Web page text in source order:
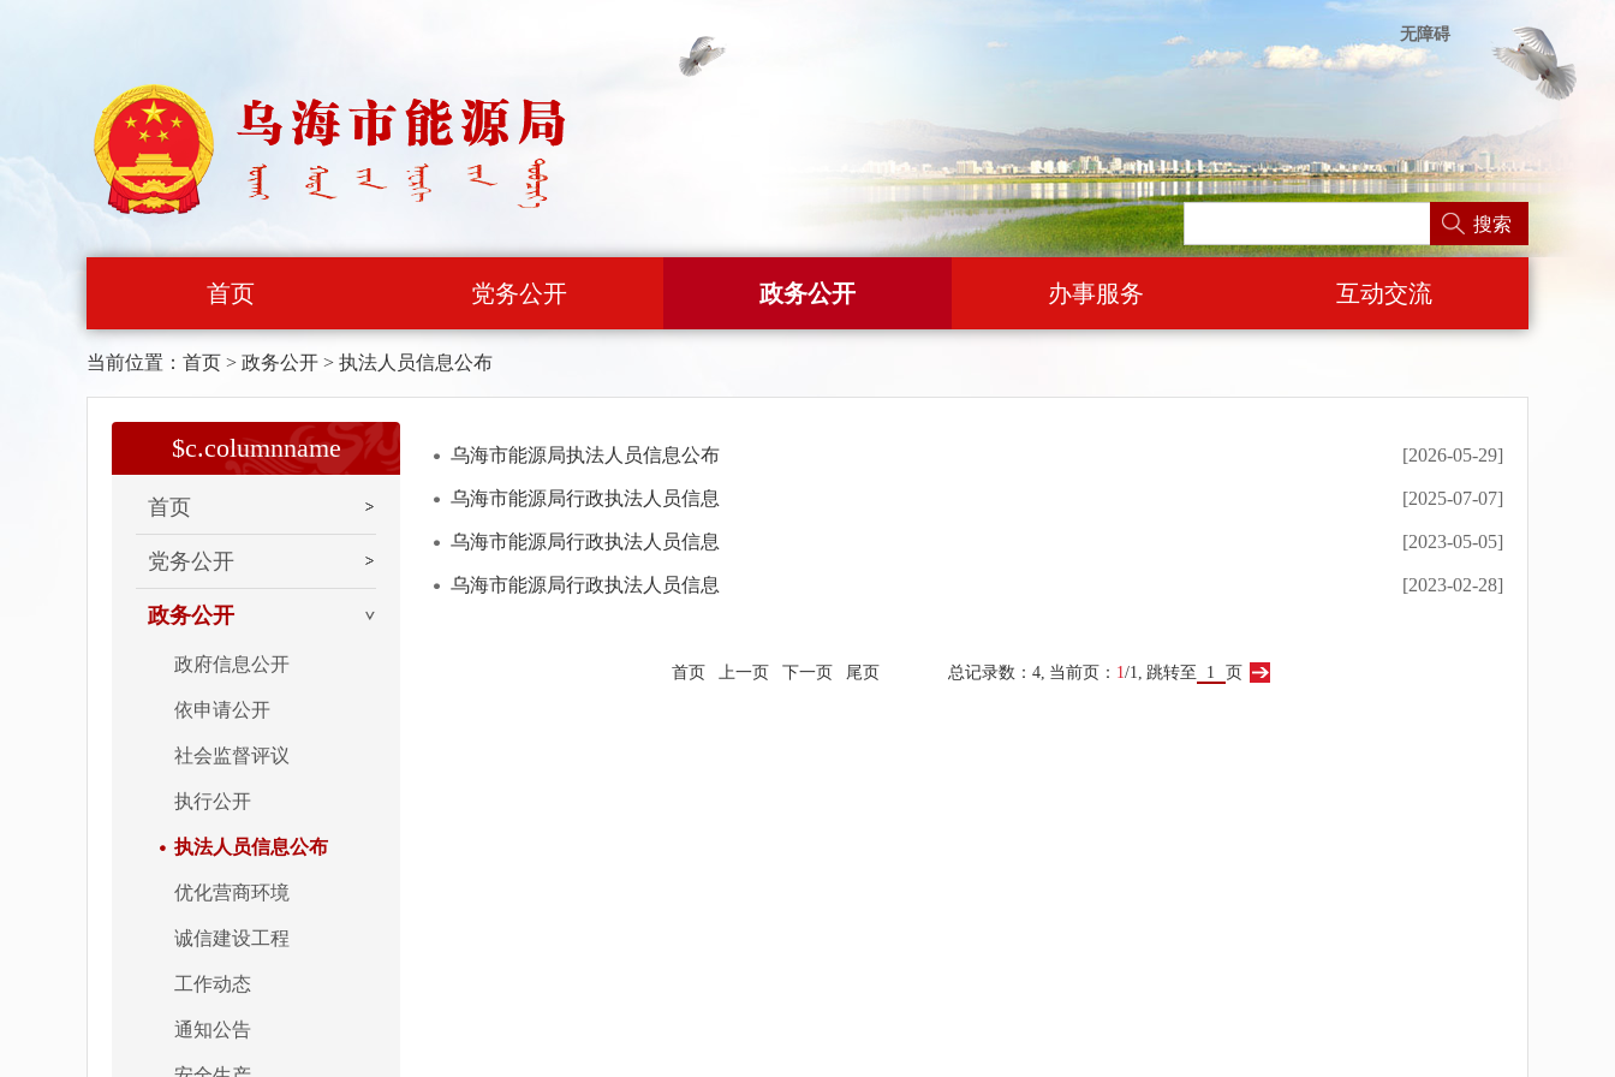
无障碍
搜索
首页 党务公开 政务公开 办事服务 互动交流
当前位置： 首页 > 政务公开 > 执法人员信息公布
$c.columnname
首页
党务公开
政务公开
政府信息公开
依申请公开
社会监督评议
执行公开
执法人员信息公布
优化营商环境
诚信建设工程
工作动态
通知公告
[2026-05-29]
乌海市能源局执法人员信息公布
[2025-07-07]
乌海市能源局行政执法人员信息
[2023-05-05]
乌海市能源局行政执法人员信息
[2023-02-28]
乌海市能源局行政执法人员信息
首页 上一页 下一页 尾页 总记录数：4, 当前页： 1/1, 跳转至 页